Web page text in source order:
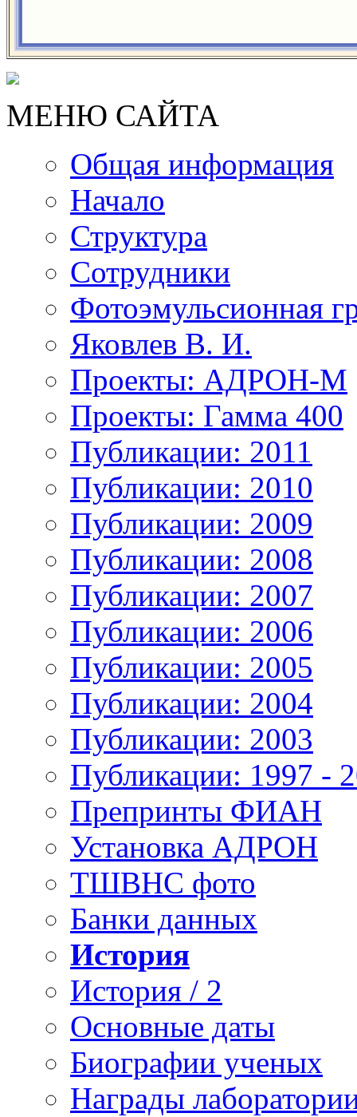
МЕНЮ САЙТА
Общая информация
Начало
Структура
Сотрудники
Фотоэмульсионная
Яковлев В. И.
Проекты: АДРОН-М
Проекты: Гамма 400
Публикации: 2011
Публикации: 2010
Публикации: 2009
Публикации: 2008
Публикации: 2007
Публикации: 2006
Публикации: 2005
Публикации: 2004
Публикации: 2003
Публикации: 1997 -
Препринты ФИАН
Установка АДРОН
ТШВНС фото
Банки данных
История
История / 2
Основные даты
Биографии ученых
Награды